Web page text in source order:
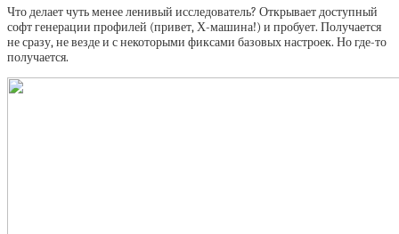
Что делает чуть менее ленивый исследователь? Открывает доступный
софт генерации профилей (привет, Х-машина!) и пробует. Получается
не сразу, не везде и с некоторыми фиксами базовых настроек. Но где-то
получается.